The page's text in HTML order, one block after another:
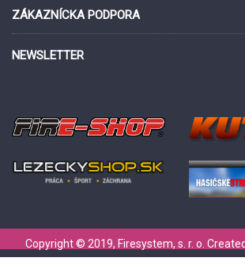
ZÁKAZNÍCKA PODPORA
NEWSLETTER
Copyright © 2019, Firesystem, s. r. o.